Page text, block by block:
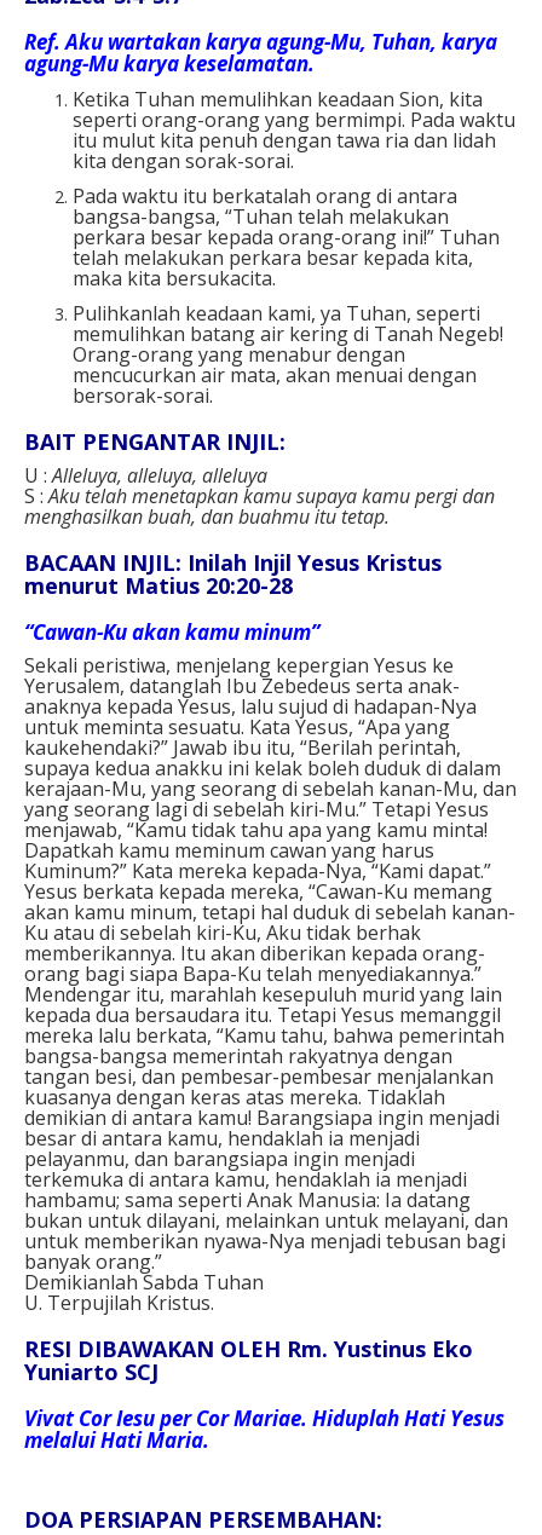
Ref. Aku wartakan karya agung-Mu, Tuhan, karya
agung-Mu karya keselamatan.
Ketika Tuhan memulihkan keadaan Sion, kita
seperti orang-orang yang bermimpi. Pada waktu
itu mulut kita penuh dengan tawa ria dan lidah
kita dengan sorak-sorai.
Pada waktu itu berkatalah orang di antara
bangsa-bangsa, “Tuhan telah melakukan
perkara besar kepada orang-orang ini!” Tuhan
telah melakukan perkara besar kepada kita,
maka kita bersukacita.
Pulihkanlah keadaan kami, ya Tuhan, seperti
memulihkan batang air kering di Tanah Negeb!
Orang-orang yang menabur dengan
mencucurkan air mata, akan menuai dengan
bersorak-sorai.
BAIT PENGANTAR INJIL:
U :Alleluya, alleluya, alleluya
S :Aku telah menetapkan kamu supaya kamu pergi dan
menghasilkan buah, dan buahmu itu tetap.
BACAAN INJIL: Inilah Injil Yesus Kristus
menurut Matius 20:20-28
“Cawan-Ku akan kamu minum”
Sekali peristiwa, menjelang kepergian Yesus ke
Yerusalem, datanglah Ibu Zebedeus serta anak-
anaknya kepada Yesus, lalu sujud di hadapan-Nya
untuk meminta sesuatu. Kata Yesus, “Apa yang
kaukehendaki?” Jawab ibu itu, “Berilah perintah,
supaya kedua anakku ini kelak boleh duduk di dalam
kerajaan-Mu, yang seorang di sebelah kanan-Mu, dan
yang seorang lagi di sebelah kiri-Mu.” Tetapi Yesus
menjawab, “Kamu tidak tahu apa yang kamu minta!
Dapatkah kamu meminum cawan yang harus
Kuminum?” Kata mereka kepada-Nya, “Kami dapat.”
Yesus berkata kepada mereka, “Cawan-Ku memang
akan kamu minum, tetapi hal duduk di sebelah kanan-
Ku atau di sebelah kiri-Ku, Aku tidak berhak
memberikannya. Itu akan diberikan kepada orang-
orang bagi siapa Bapa-Ku telah menyediakannya.”
Mendengar itu, marahlah kesepuluh murid yang lain
kepada dua bersaudara itu. Tetapi Yesus memanggil
mereka lalu berkata, “Kamu tahu, bahwa pemerintah
bangsa-bangsa memerintah rakyatnya dengan
tangan besi, dan pembesar-pembesar menjalankan
kuasanya dengan keras atas mereka. Tidaklah
demikian di antara kamu! Barangsiapa ingin menjadi
besar di antara kamu, hendaklah ia menjadi
pelayanmu, dan barangsiapa ingin menjadi
terkemuka di antara kamu, hendaklah ia menjadi
hambamu; sama seperti Anak Manusia: Ia datang
bukan untuk dilayani, melainkan untuk melayani, dan
untuk memberikan nyawa-Nya menjadi tebusan bagi
banyak orang.”
Demikianlah Sabda Tuhan
U. Terpujilah Kristus.
RESI DIBAWAKAN OLEH Rm. Yustinus Eko
Yuniarto SCJ
Vivat Cor Iesu per Cor Mariae. Hiduplah Hati Yesus
melalui Hati Maria.
DOA PERSIAPAN PERSEMBAHAN: